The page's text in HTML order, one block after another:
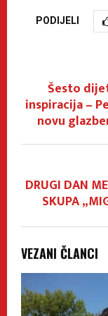
PODIJELI
Šesto
inspiracija –
novu
DRUGI DAN
SKUPA
VEZANI ČLANCI